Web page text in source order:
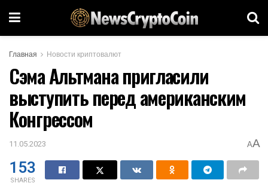
Главная Новости криптовалют
Сэма Альтмана пригласили
выступить перед американским
Конгрессом
11.05.2023 AA
153
SHARES